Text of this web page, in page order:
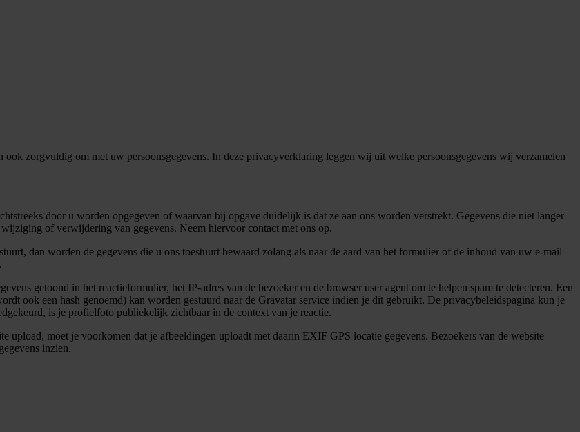
ook zorgvuldig om met uw persoonsgegevens. In deze privacyverklaring leggen wij uit welke persoonsgegevens wij verzamelen
door u worden opgegeven of waarvan bij opgave duidelijk is dat ze aan ons worden verstrekt. Gegevens die niet langer
of verwijdering van gegevens. Neem hiervoor contact met ons op.
dan worden de gegevens die u ons toestuurt bewaard zolang als naar de aard van het formulier of de inhoud van uw e-mail
getoond in het reactieformulier, het IP-adres van de bezoeker en de browser user agent om te helpen spam te detecteren. Een
ook een hash genoemd) kan worden gestuurd naar de Gravatar service indien je dit gebruikt. De privacybeleidspagina kun je
is je profielfoto publiekelijk zichtbaar in de context van je reactie.
upload, moet je voorkomen dat je afbeeldingen uploadt met daarin EXIF GPS locatie gegevens. Bezoekers van de website
inzien.